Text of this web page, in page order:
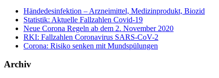
Händedesinfektion – Arzneimittel, Medizinprodukt, Biozid
Statistik: Aktuelle Fallzahlen Covid-19
Neue Corona Regeln ab dem 2. November 2020
RKI: Fallzahlen Coronavirus SARS-CoV-2
Corona: Risiko senken mit Mundspülungen
Archiv